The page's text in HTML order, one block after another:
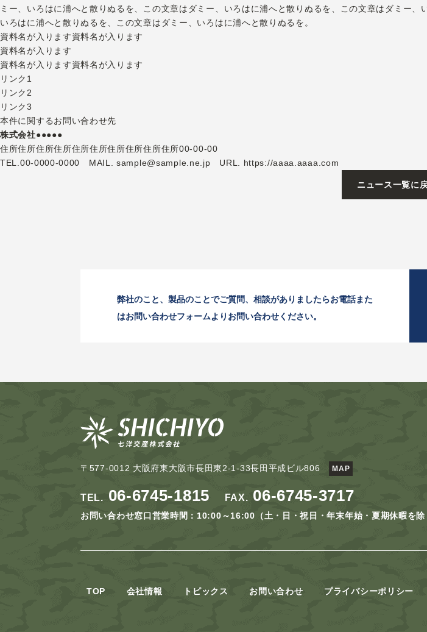
ミー、いろはに浦へと散りぬるを、この文章はダミー、いろはに浦へと散りぬるを、この文章はダミー
いろはに浦へと散りぬるを、この文章はダミー、いろはに浦へと散りぬるを。
資料名が入ります資料名が入ります
資料名が入ります
資料名が入ります資料名が入ります
リンク1
リンク2
リンク3
本件に関するお問い合わせ先
株式会社●●●●●
住所住所住所住所住所住所住所住所住所住所00-00-00
TEL.00-0000-0000 MAIL. sample@sample.ne.jp URL. https://aaaa.aaaa.com
ニュース一覧に
弊社のこと、製品のことでご質問、相談がありましたらお電話また
はお問い合わせフォームよりお問い合わせください。
〒577-0012 大阪府東大阪市長田東2-1-33長田平成ビル806 MAP
TEL. 06-6745-1815 FAX. 06-6745-3717
お問い合わせ窓口営業時間：10:00～16:00 （土・日・祝日・年末年始・夏期休暇を除
TOP 会社情報 トピックス お問い合わせ プライバシーポリシー